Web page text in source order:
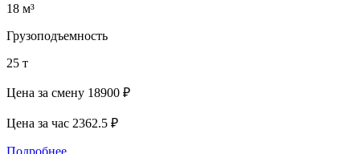
18 м³
Грузоподъемность
25 т
Цена за смену 18900 ₽
Цена за час 2362.5 ₽
Подробнее